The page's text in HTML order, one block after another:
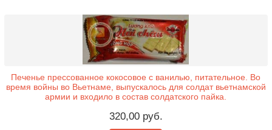
Печенье прессованное кокосовое с ванилью, питательное. Во
время войны во Вьетнаме, выпускалось для солдат вьетнамской
армии и входило в состав солдатского пайка.
320,00 руб.